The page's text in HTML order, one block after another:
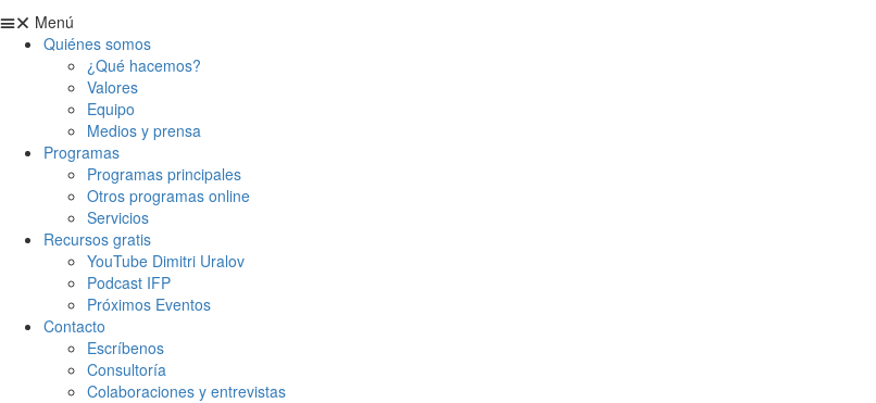
Menú
Quiénes somos
¿Qué hacemos?
Valores
Equipo
Medios y prensa
Programas
Programas principales
Otros programas online
Servicios
Recursos gratis
YouTube Dimitri Uralov
Podcast IFP
Próximos Eventos
Contacto
Escríbenos
Consultoría
Colaboraciones y entrevistas